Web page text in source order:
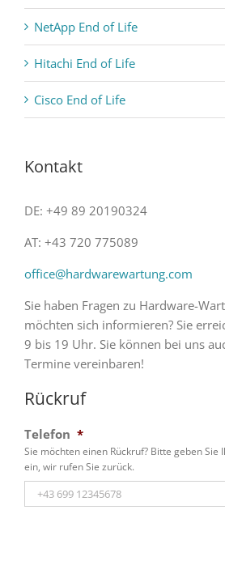
NetApp End of Life
Hitachi End of Life
Cisco End of Life
Kontakt
DE: +49 89 20190324
AT: +43 720 775089
office@hardwarewartung.com
Sie haben Fragen zu Hardware-
möchten sich informieren? Sie
9 bis 19 Uhr. Sie können bei uns
Termine vereinbaren!
Rückruf
Telefon *
Sie möchten einen Rückruf? Bitte geben
ein, wir rufen Sie zurück.